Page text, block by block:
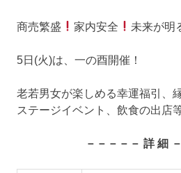
商売繁盛 家内安全 未来が明
5日(火)は、一の酉開催！
老若男女が楽しめる幸運福引、
ステージイベント、飲食の出店
－－－－－ 詳 細